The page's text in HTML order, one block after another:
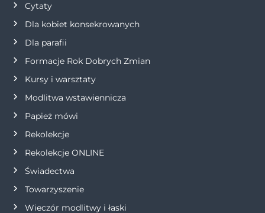
Cytaty
Dla kobiet konsekrowanych
Dla parafii
Formacje Rok Dobrych Zmian
Kursy i warsztaty
Modlitwa wstawiennicza
Papież mówi
Rekolekcje
Rekolekcje ONLINE
Świadectwa
Towarzyszenie
Wieczór modlitwy i łaski